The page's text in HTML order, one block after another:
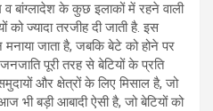
बांग्‍लादेश के कुछ इलाकों में रहने वाली
ज्‍यादा तरजीह दी जाती है. इस
जाता है, जबकि बेटे को होने पर
पूरी तरह से बेटियों के प्रति
और क्षेत्रों के लिए मिसाल है, जो
भी बड़ी आबादी ऐसी है, जो बेटियों को